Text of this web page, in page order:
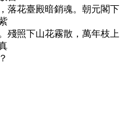
落花臺殿暗銷魂。朝元閣下
殘照下山花霧散，萬年枝上